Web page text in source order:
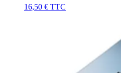
16,50 € TTC